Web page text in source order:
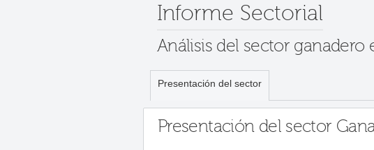
Informe Sectorial
Análisis del sector ganadero
Presentación del sector
Presentación del sector